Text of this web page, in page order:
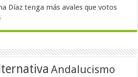
Díaz tenga más avales que votos
Andalucismo